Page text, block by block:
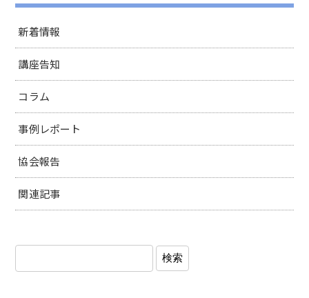
新着情報
講座告知
コラム
事例レポート
協会報告
関連記事